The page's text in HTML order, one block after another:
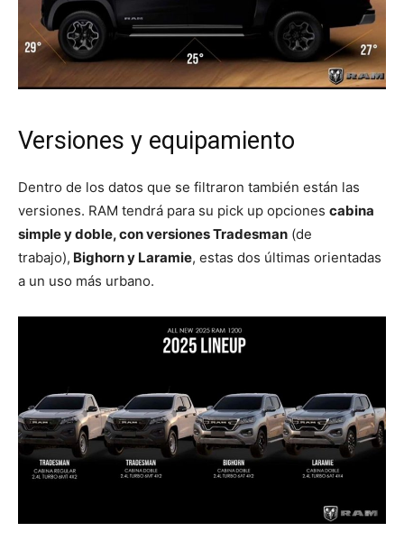
Versiones y equipamiento
Dentro de los datos que se filtraron también están las
versiones. RAM tendrá para su pick up opciones cabina
simple y doble, con versiones Tradesman (de
trabajo), Bighorn y Laramie, estas dos últimas orientadas
a un uso más urbano.